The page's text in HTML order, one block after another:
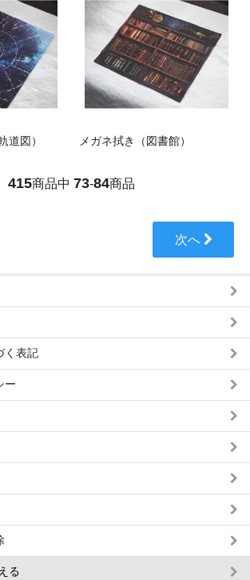
道図） メガネ拭き（図書館）
415商品中 73-84商品
次へ
く表記
ー
る